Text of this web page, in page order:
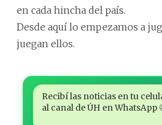
en cada hincha del país.
Desde aquí lo empezamos a
juegan ellos.
Recibí las noticias en tu
al canal de ÚH en WhatsApp